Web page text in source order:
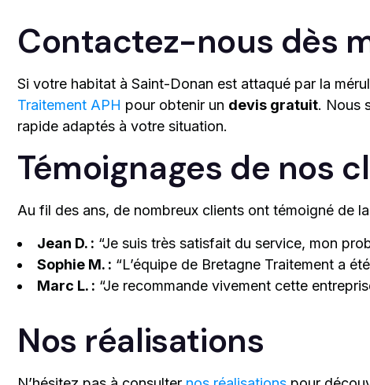
Contactez-nous dès
Si votre habitat à Saint-Donan est attaqué par la
Traitement APH pour obtenir un devis gratuit. Nous
rapide adaptés à votre situation.
Témoignages de nos
Au fil des ans, de nombreux clients ont témoigné de
Jean D. : “Je suis très satisfait du service, mon
Sophie M. : “L’équipe de Bretagne Traitement a
Marc L. : “Je recommande vivement cette
Nos réalisations